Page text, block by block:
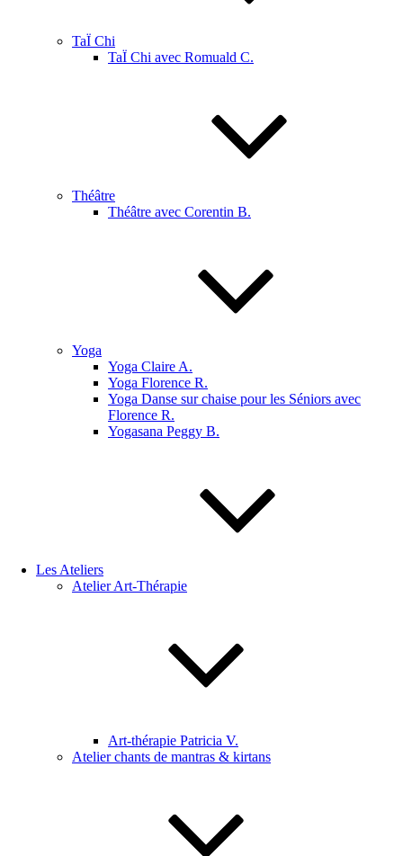
TaÏ Chi
TaÏ Chi avec Romuald C.
Théâtre
Théâtre avec Corentin B.
Yoga
Yoga Claire A.
Yoga Florence R.
Yoga Danse sur chaise pour les Séniors avec
Florence R.
Yogasana Peggy B.
Les Ateliers
Atelier Art-Thérapie
Art-thérapie Patricia V.
Atelier chants de mantras & kirtans